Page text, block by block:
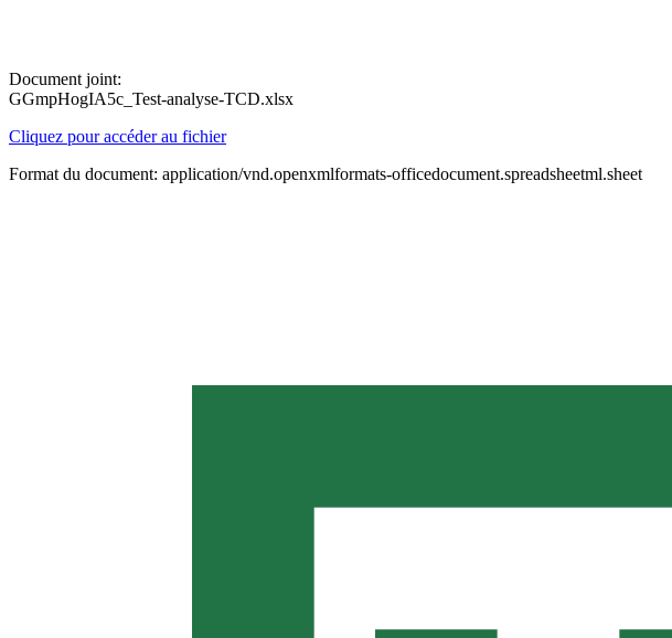
Document joint:
GGmpHogIA5c_Test-analyse-TCD.xlsx
Cliquez pour accéder au fichier
Format du document: application/vnd.openxmlformats-officedocument.spreadsheetml.sheet